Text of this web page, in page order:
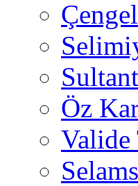
Öz
Valide